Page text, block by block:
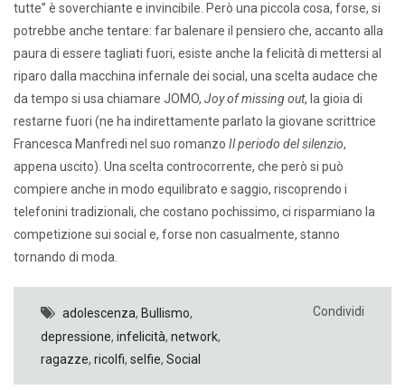
tutte” è soverchiante e invincibile. Però una piccola cosa, forse, si
potrebbe anche tentare: far balenare il pensiero che, accanto alla
paura di essere tagliati fuori, esiste anche la felicità di mettersi al
riparo dalla macchina infernale dei social, una scelta audace che
da tempo si usa chiamare JOMO, Joy of missing out, la gioia di
restarne fuori (ne ha indirettamente parlato la giovane scrittrice
Francesca Manfredi nel suo romanzo Il periodo del silenzio,
appena uscito). Una scelta controcorrente, che però si può
compiere anche in modo equilibrato e saggio, riscoprendo i
telefonini tradizionali, che costano pochissimo, ci risparmiano la
competizione sui social e, forse non casualmente, stanno
tornando di moda.
adolescenza, Bullismo,
depressione, infelicità, network,
ragazze, ricolfi, selfie, Social
Condividi